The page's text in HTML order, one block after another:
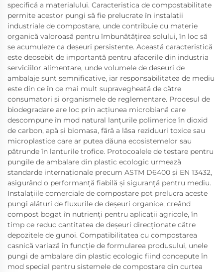
specifică a materialului. Caracteristica de compostabilitate
permite acestor pungi să fie prelucrate în instalații
industriale de compostare, unde contribuie cu materie
organică valoroasă pentru îmbunătățirea solului, în loc să
se acumuleze ca deșeuri persistente. Această caracteristică
este deosebit de importantă pentru afacerile din industria
serviciilor alimentare, unde volumele de deșeuri de
ambalaje sunt semnificative, iar responsabilitatea de mediu
este din ce în ce mai mult supravegheată de către
consumatori și organismele de reglementare. Procesul de
biodegradare are loc prin acțiunea microbiană care
descompune în mod natural lanțurile polimerice în dioxid
de carbon, apă și biomasa, fără a lăsa reziduuri toxice sau
microplastice care ar putea dăuna ecosistemelor sau
pătrunde în lanțurile trofice. Protocoalele de testare pentru
pungile de ambalare din plastic ecologic urmează
standarde internaționale precum ASTM D6400 și EN 13432,
asigurând o performanță fiabilă și siguranță pentru mediu.
Instalațiile comerciale de compostare pot prelucra aceste
pungi alături de fluxurile de deșeuri organice, creând
compost bogat în nutrienți pentru aplicații agricole, în
timp ce reduc cantitatea de deșeuri direcționate către
depozitele de gunoi. Compatibilitatea cu compostarea
casnică variază în funcție de formularea produsului, unele
pungi de ambalare din plastic ecologic fiind concepute în
mod special pentru sistemele de compostare din curtea